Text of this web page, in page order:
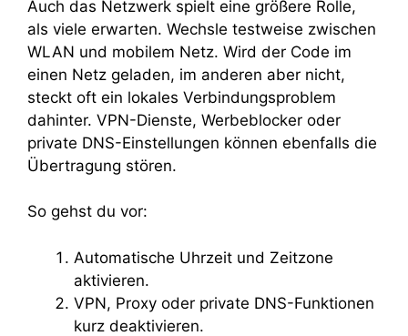
Auch das Netzwerk spielt eine größere Rolle,
als viele erwarten. Wechsle testweise zwischen
WLAN und mobilem Netz. Wird der Code im
einen Netz geladen, im anderen aber nicht,
steckt oft ein lokales Verbindungsproblem
dahinter. VPN-Dienste, Werbeblocker oder
private DNS-Einstellungen können ebenfalls die
Übertragung stören.
So gehst du vor:
Automatische Uhrzeit und Zeitzone
aktivieren.
VPN, Proxy oder private DNS-Funktionen
kurz deaktivieren.